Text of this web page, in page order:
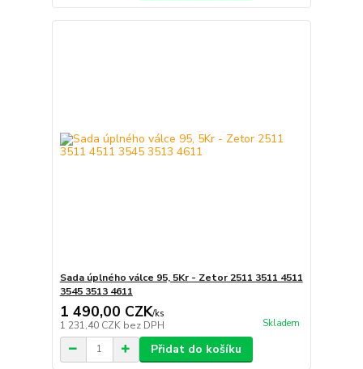
Sada úplného válce 95, 5Kr - Zetor 2511 3511 4511
3545 3513 4611
1 490,00 CZK/ks
1 231,40 CZK bez DPH Skladem
Přidat do košíku